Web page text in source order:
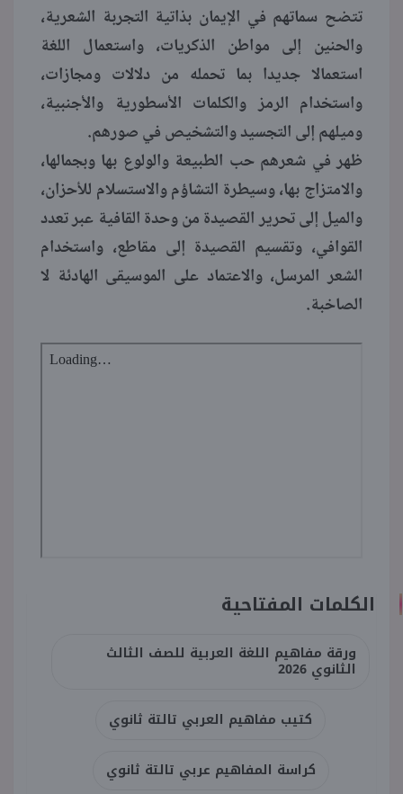
تتضح سماتهم في الإيمان بذاتية التجربة الشعرية،
والحنين إلى مواطن الذكريات، واستعمال اللغة
استعمالا جديدا بما تحمله من دلالات ومجازات،
واستخدام الرمز والكلمات الأسطورية والأجنبية،
وميلهم إلى التجسيد والتشخيص في صورهم.
ظهر في شعرهم حب الطبيعة والولوع بها وبجمالها،
والامتزاج بها، وسيطرة التشاؤم والاستسلام للأحزان،
والميل إلى تحرير القصيدة من وحدة القافية عبر تعدد
القوافي، وتقسيم القصيدة إلى مقاطع، واستخدام
الشعر المرسل، والاعتماد على الموسيقى الهادئة لا
الصاخبة.
الكلمات المفتاحية
ورقة مفاهيم اللغة العربية للصف الثالث
الثانوي 2026
كتيب مفاهيم العربي تالتة ثانوي
كراسة المفاهيم عربي تالتة ثانوي